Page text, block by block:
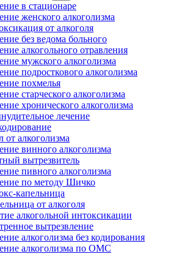
в стационаре
женского алкоголизма
от алкоголя
без ведома больного
алкогольного отравления
мужского алкоголизма
подросткового алкоголизма
похмелья
старческого алкоголизма
хронического алкоголизма
лечение
от алкоголизма
винного алкоголизма
вытрезвитель
пивного алкоголизма
по методу Шичко
капельница
от алкоголя
алкогольной интоксикации
вытрезвление
алкоголизма без кодирования
алкоголизма по ОМС